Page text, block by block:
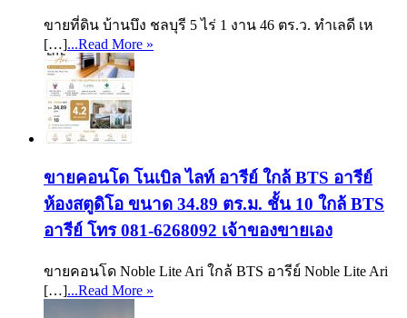
ขายที่ดิน บ้านบึง ชลบุรี 5 ไร่ 1 งาน 46 ตร.ว. ทำเลดี เห
[…]...Read More »
ขายคอนโด โนเบิล ไลท์ อารีย์ ใกล้ BTS อารีย์
ห้องสตูดิโอ ขนาด 34.89 ตร.ม. ชั้น 10 ใกล้ BTS
อารีย์ โทร 081-6268092 เจ้าของขายเอง
ขายคอนโด Noble Lite Ari ใกล้ BTS อารีย์ Noble Lite Ari
[…]...Read More »